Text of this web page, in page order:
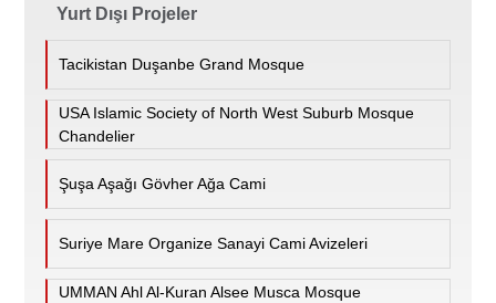
Yurt Dışı Projeler
Tacikistan Duşanbe Grand Mosque
USA Islamic Society of North West Suburb Mosque
Chandelier
Şuşa Aşağı Gövher Ağa Cami
Suriye Mare Organize Sanayi Cami Avizeleri
UMMAN Ahl Al-Kuran Alsee Musca Mosque